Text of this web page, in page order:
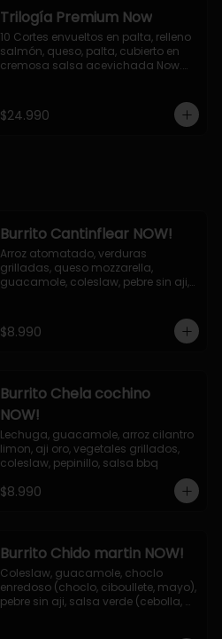
Trilogía Premium Now
10 Cortes envueltos en palta, relleno
salmón, queso, palta, cubierto en
cremosa salsa acevichada Now.
palta, cubierto con topping de
chimichurri de la casa flambeado.
$24.990
Burrito Cantinflear NOW!
Arroz atomatado, verduras
grilladas, queso mozzarella,
guacamole, coleslaw, pebre sin aji,
$8.990
Burrito Chela cochino
NOW!
Lechuga, guacamole, arroz cilantro
limon, aji oro, vegetales grillados,
coleslaw, pepinillo, salsa bbq
$8.990
Burrito Chido martin NOW!
Coleslaw, guacamole, choclo
enredoso (choclo, ciboullete, mayo),
pebre sin aji, salsa verde (cebolla,